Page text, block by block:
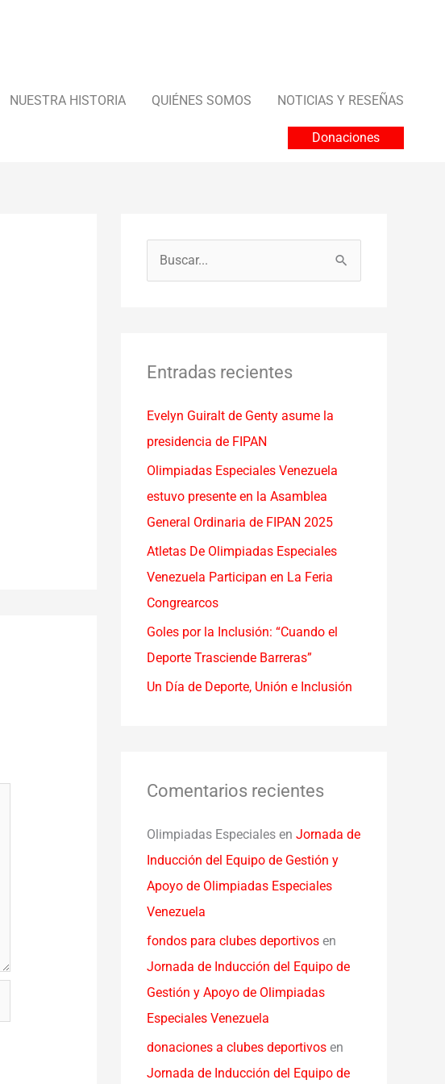
NUESTRA HISTORIA QUIÉNES SOMOS NOTICIAS Y RESEÑAS
Donaciones
a
p
o
r
:
Entradas recientes
Evelyn Guiralt de Genty asume la
presidencia de FIPAN
Olimpiadas Especiales Venezuela
estuvo presente en la Asamblea
General Ordinaria de FIPAN 2025
Atletas De Olimpiadas Especiales
Venezuela Participan en La Feria
Congrearcos
Goles por la Inclusión: “Cuando el
Deporte Trasciende Barreras”
Un Día de Deporte, Unión e Inclusión
Comentarios recientes
Olimpiadas Especiales en Jornada de
Inducción del Equipo de Gestión y
Apoyo de Olimpiadas Especiales
Venezuela
fondos para clubes deportivos en
Jornada de Inducción del Equipo de
Gestión y Apoyo de Olimpiadas
Especiales Venezuela
donaciones a clubes deportivos en
Jornada de Inducción del Equipo de